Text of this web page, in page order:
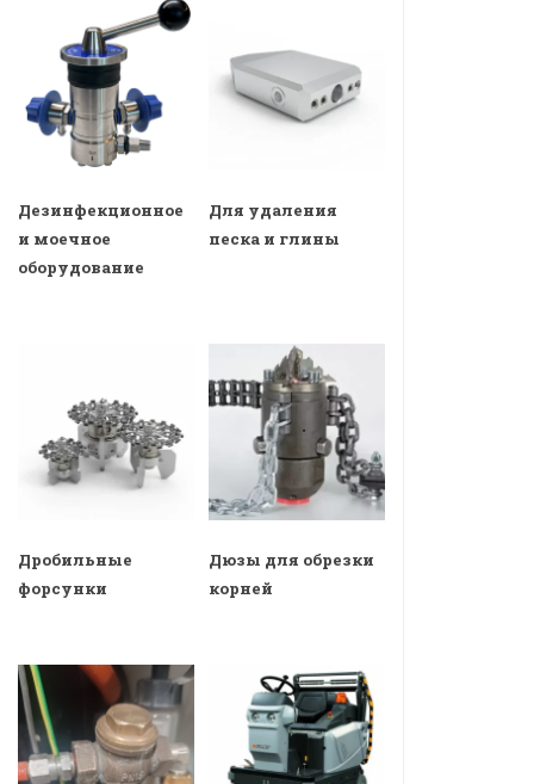
Дезинфекционное
и моечное
оборудование
Для удаления
песка и глины
Дробильные
форсунки
Дюзы для обрезки
корней